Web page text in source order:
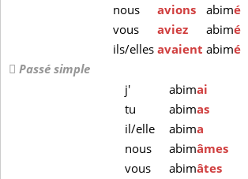
nous
avions abimé
vous
aviez abimé
ils/ellesavaient abimé
Passé simple
j'
abimai
tu
abimas
il/elle
abima
nous
abimâmes
vous
abimâtes